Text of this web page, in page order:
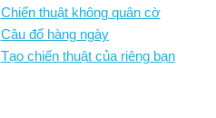
Chiến thuật không quân cờ
Câu đố hàng ngày
Tạo chiến thuật của riêng bạn